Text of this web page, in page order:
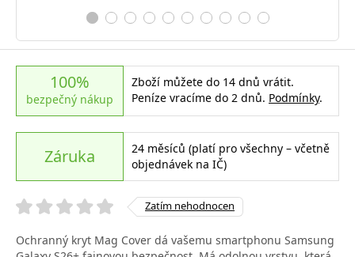
100%
bezpečný nákup
Zboží můžete do 14 dnů vrátit.
Peníze vracíme do 2 dnů. Podmínky.
Záruka
24 měsíců (platí pro všechny – včetně
objednávek na IČ)
Zatím nehodnocen
Ochranný kryt Mag Cover dá vašemu smartphonu Samsung